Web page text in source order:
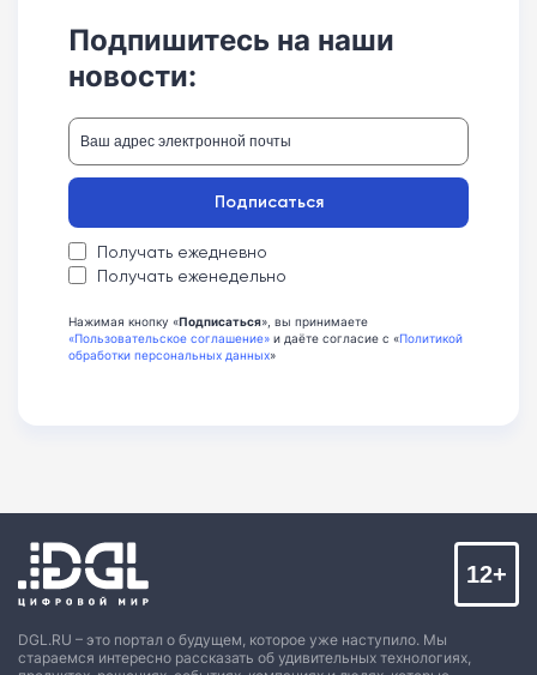
Подпишитесь на наши
новости:
Получать ежедневно
Получать еженедельно
Подписаться
Нажимая кнопку «Подписаться», вы принимаете
«Пользовательское соглашение» и даёте согласие с «Политикой
обработки персональных данных»
DGL.RU – это портал о будущем, которое уже наступило. Мы
стараемся интересно рассказать об удивительных технологиях,
12+